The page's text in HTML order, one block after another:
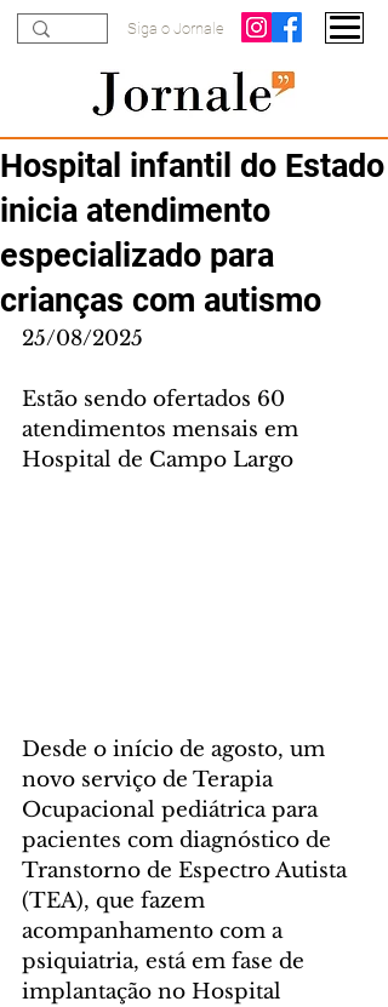
Siga o Jornale
Hospital infantil do Estado
inicia atendimento
especializado para
crianças com autismo
25/08/2025
Estão sendo ofertados 60
atendimentos mensais em
Hospital de Campo Largo
Desde o início de agosto, um
novo serviço de Terapia
Ocupacional pediátrica para
pacientes com diagnóstico de
Transtorno de Espectro Autista
(TEA), que fazem
acompanhamento com a
psiquiatria, está em fase de
implantação no Hospital